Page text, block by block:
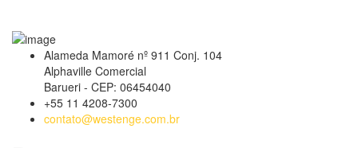
Alameda Mamoré nº 911 Conj. 104
Alphaville Comercial
Barueri - CEP: 06454040
+55 11 4208-7300
contato@westenge.com.br